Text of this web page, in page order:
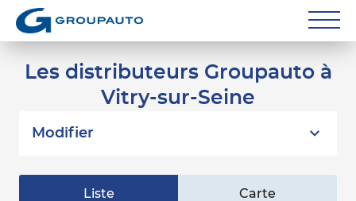
Carrossiers
Les distributeurs Groupauto à
Vitry-sur-Seine
Modifier
Liste Carte